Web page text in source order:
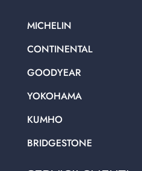
MICHELIN
CONTINENTAL
GOODYEAR
YOKOHAMA
KUMHO
BRIDGESTONE